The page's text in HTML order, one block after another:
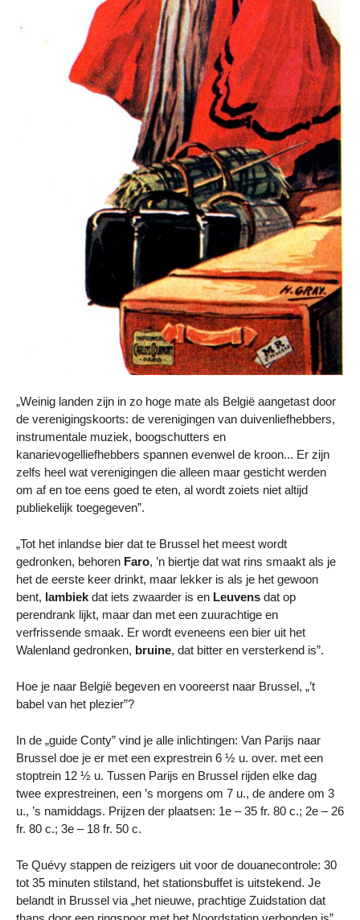
„Weinig landen zijn in zo hoge mate als België aangetast door
de verenigingskoorts: de verenigingen van duivenliefhebbers,
instrumentale muziek, boogschutters en
kanarievogelliefhebbers spannen evenwel de kroon... Er zijn
zelfs heel wat verenigingen die alleen maar gesticht werden
om af en toe eens goed te eten, al wordt zoiets niet altijd
publiekelijk toegegeven”.
„Tot het inlandse bier dat te Brussel het meest wordt
gedronken, behoren Faro, ’n biertje dat wat rins smaakt als je
het de eerste keer drinkt, maar lekker is als je het gewoon
bent, lambiek dat iets zwaarder is en Leuvens dat op
perendrank lijkt, maar dan met een zuurachtige en
verfrissende smaak. Er wordt eveneens een bier uit het
Walenland gedronken, bruine, dat bitter en versterkend is”.
Hoe je naar België begeven en vooreerst naar Brussel, „’t
babel van het plezier”?
In de „guide Conty” vind je alle inlichtingen: Van Parijs naar
Brussel doe je er met een exprestrein 6 ½ u. over. met een
stoptrein 12 ½ u. Tussen Parijs en Brussel rijden elke dag
twee exprestreinen, een ’s morgens om 7 u., de andere om 3
u., ’s namiddags. Prijzen der plaatsen: 1e – 35 fr. 80 c.; 2e – 26
fr. 80 c.; 3e – 18 fr. 50 c.
Te Quévy stappen de reizigers uit voor de douanecontrole: 30
tot 35 minuten stilstand, het stationsbuffet is uitstekend. Je
belandt in Brussel via „het nieuwe, prachtige Zuidstation dat